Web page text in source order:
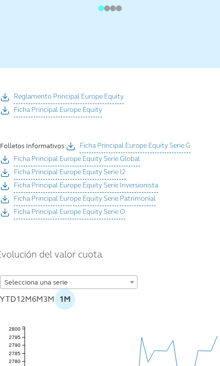
Reglamento Principal Europe Equity
Ficha Principal Europe Equity
Folletos Informativos:
Ficha Principal Europe Equity Serie G
Ficha Principal Europe Equity Serie Global
Ficha Principal Europe Equity Serie I2
Ficha Principal Europe Equity Serie Inversionista
Ficha Principal Europe Equity Serie Patrimonial
Ficha Principal Europe Equity Serie O
del valor cuota
Selecciona una serie
YTD12M6M3M 1M
2780
2785
2790
2795
2800